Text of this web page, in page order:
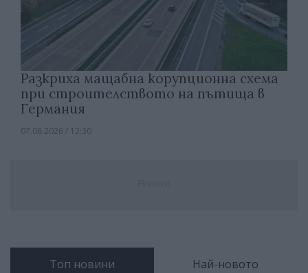
Разкриха мащабна корупционна схема
при строителството на пътища в
Германия
07.08.2026 / 12:30
Топ новини Най-новото